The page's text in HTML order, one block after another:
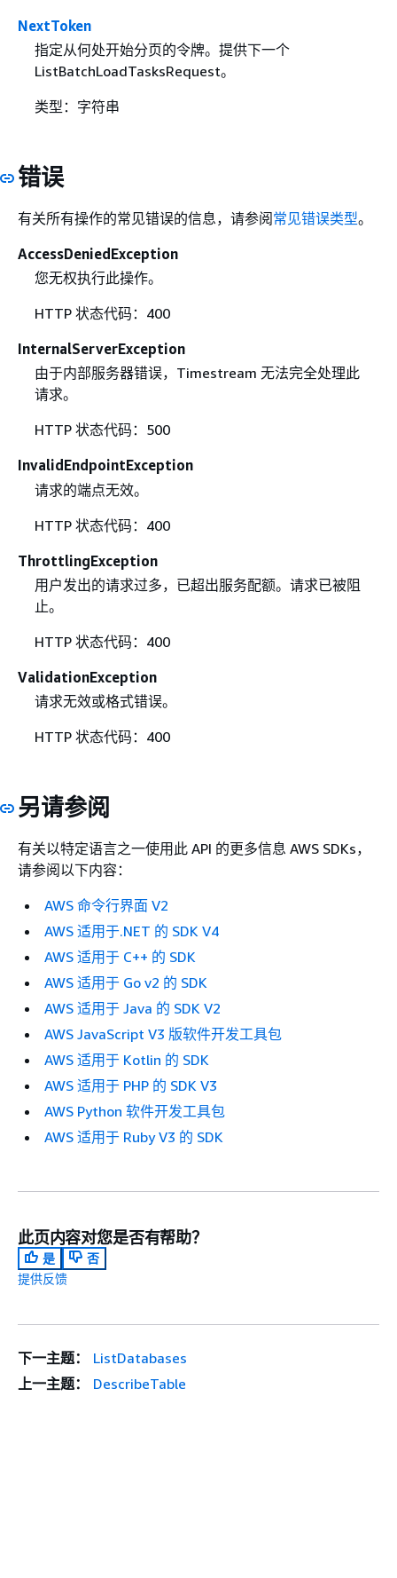
NextToken
指定从何处开始分页的令牌。提供下一个
ListBatchLoadTasksRequest。
类型：字符串
错误
有关所有操作的常见错误的信息，请参阅常见错误类型。
AccessDeniedException
您无权执行此操作。
HTTP 状态代码：400
InternalServerException
由于内部服务器错误，Timestream 无法完全处理此
请求。
HTTP 状态代码：500
InvalidEndpointException
请求的端点无效。
HTTP 状态代码：400
ThrottlingException
用户发出的请求过多，已超出服务配额。请求已被阻
止。
HTTP 状态代码：400
ValidationException
请求无效或格式错误。
HTTP 状态代码：400
另请参阅
有关以特定语言之一使用此 API 的更多信息 AWS SDKs，
请参阅以下内容：
AWS 命令行界面 V2
AWS 适用于.NET 的 SDK V4
AWS 适用于 C++ 的 SDK
AWS 适用于 Go v2 的 SDK
AWS 适用于 Java 的 SDK V2
AWS JavaScript V3 版软件开发工具包
AWS 适用于 Kotlin 的 SDK
AWS 适用于 PHP 的 SDK V3
AWS Python 软件开发工具包
AWS 适用于 Ruby V3 的 SDK
此页内容对您是否有帮助？
是
否
提供反馈
下一主题：
ListDatabases
上一主题：
DescribeTable